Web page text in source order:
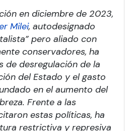
en diciembre de 2023,
Milei, autodesignado
pero aliado con
conservadores, ha
de desregulación de la
del Estado y el gasto
en el aumento del
Frente a las
estas políticas, ha
restrictiva y represiva